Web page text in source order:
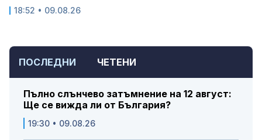
ПОСЛЕДНИ ЧЕТЕНИ
Пълно слънчево затъмнение на 12 август:
Ще се вижда ли от България?
19:30 • 09.08.26
18:52 • 09.08.26